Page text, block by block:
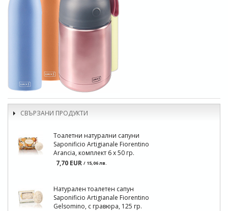
СВЪРЗАНИ ПРОДУКТИ
Тоалетни натурални сапуни
Saponificio Artigianale Fiorentino
Arancia, комплект 6 x 50 гр.
7,70 EUR / 15,06 лв.
Натурален тоалетен сапун
Saponificio Artigianale Fiorentino
Gelsomino, с гравюра, 125 гр.